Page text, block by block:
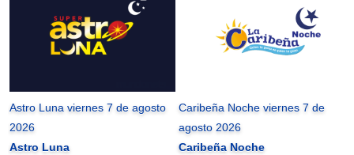
Astro Luna viernes 7 de agosto
2026
Astro Luna
Caribeña Noche viernes 7 de
agosto 2026
Caribeña Noche